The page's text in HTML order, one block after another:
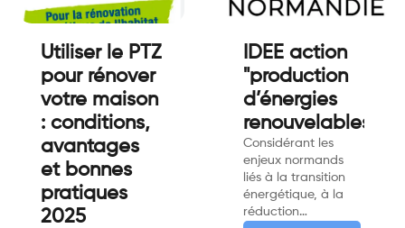
Utiliser le PTZ
pour rénover
votre maison
: conditions,
avantages
et bonnes
pratiques
2025
IDEE action
"production
d’énergies
renouvelables"
Considérant les
enjeux normands
liés à la transition
énergétique, à la
réduction…